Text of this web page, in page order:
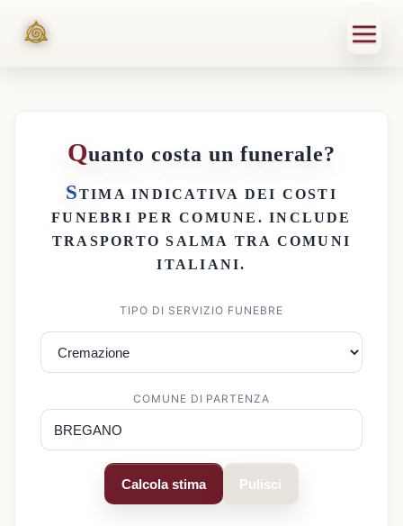
Quanto costa un funerale?
STIMA INDICATIVA DEI COSTI
FUNEBRI PER COMUNE . INCLUDE
TRASPORTO SALMA TRA COMUNI
ITALIANI.
TIPO DI SERVIZIO FUNEBRE
COMUNE DI PARTENZA
Calcola stima Pulisci